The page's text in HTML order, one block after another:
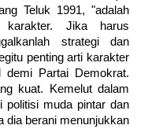
Teluk 1991, "adalah
karakter. Jika harus
strategi dan
penting arti karakter
demi Partai Demokrat.
kuat. Kemelut dalam
politisi muda pintar dan
dia berani menunjukkan